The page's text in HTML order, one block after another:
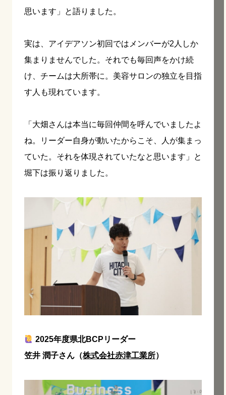
思います」と語りました。
実は、アイデアソン初回ではメンバーが2人しか
集まりませんでした。それでも毎回声をかけ続
け、チームは大所帯に。美容サロンの独立を目指
す人も現れています。
「大畑さんは本当に毎回仲間を呼んでいましたよ
ね。リーダー自身が動いたからこそ、人が集まっ
ていた。それを体現されていたなと思います」と
堀下は振り返りました。
2025年度県北BCPリーダー
笠井 潤子さん（株式会社赤津工業所）